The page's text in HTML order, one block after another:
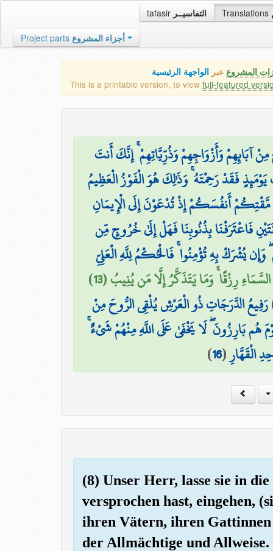
tafasir التفاسيــر Translations
Project parts أجزاء المشروع
المشروع عبر الواجهة الرئيسية
This is a printable version, to view full-featured
وَأَزْوَاجِهِمْ وَذُرِّيَّاتِهِمْ ۚ إِنَّكَ أَنتَ
فَقَدْ رَحِمْتَهُ ۚ وَذَٰلِكَ هُوَ الْفَوْزُ الْعَظِيمُ
أَنفُسَكُمْ إِذْ تُدْعَوْنَ إِلَى الْإِيمَانِ
فَاعْتَرَفْنَا بِذُنُوبِنَا فَهَلْ إِلَىٰ خُرُوجٍ مِّن
يُشْرَكْ بِهِ تُؤْمِنُوا ۚ فَالْحُكْمُ لِلَّهِ الْعَلِيِّ
رِزْقًا ۚ وَمَا يَتَذَكَّرُ إِلَّا مَن يُنِيبُ (13)
رَفِيعُ الدَّرَجَاتِ ذُو الْعَرْشِ يُلْقِي الرُّوحَ مِنْ
هُم بَارِزُونَ ۖ لَا يَخْفَىٰ عَلَى اللَّهِ مِنْهُمْ شَيْءٌ
الْقَهَّارِ(
16
)
(8) Unser Herr, lasse sie in
versprochen hast, eingehen,
ihren Vätern, ihren
der Allmächtige und Allweise.